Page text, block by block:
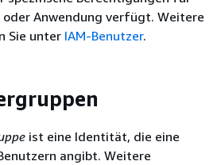
oder Anwendung verfügt. Weitere
Sie unter IAM-Benutzer.
ist eine Identität, die eine
angibt. Weitere